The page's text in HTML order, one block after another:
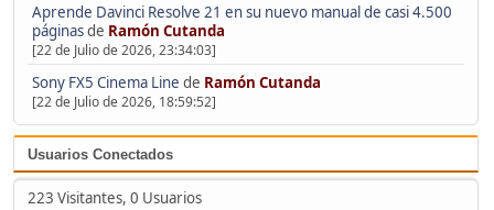
Aprende Davinci Resolve 21 en su nuevo manual de casi 4.500
páginasde Ramón Cutanda
[22 de Julio de 2026, 23:34:03]
Sony FX5 Cinema Line de Ramón Cutanda
[22 de Julio de 2026, 18:59:52]
Usuarios Conectados
223 Visitantes, 0 Usuarios